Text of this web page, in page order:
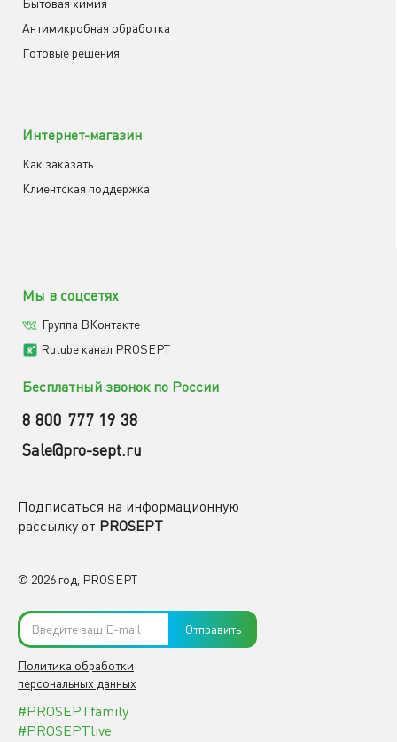
Антимикробная обработка
Готовые решения
Интернет-магазин
Как заказать
Клиентская поддержка
Мы в соцсетях
Группа ВКонтакте
Rutube канал PROSEPT
Бесплатный звонок по России
8 800 777 19 38
Sale@pro-sept.ru
Подписаться на информационную
рассылку от PROSEPT
© 2026 год, PROSEPT
Отправить
Политика обработки
персональных данных
#PROSEPTfamily
#PROSEPTlive